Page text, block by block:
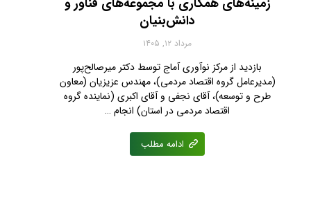
دانش‌بنیان
مرداد ۱۲, ۱۴۰۵
بازدید از مرکز نوآوری آماج توسط دکتر میرصالح‌پور
(مدیرعامل گروه اقتصاد مردمی)، مهندس عزیزیان (معاون
طرح و توسعه)، آقای نجفی‌ و آقای اکبری (نماینده گروه
اقتصاد مردمی در استان) انجام …
ادامه مطلب